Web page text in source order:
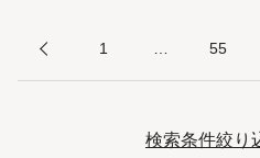
1 55
検索条件絞り